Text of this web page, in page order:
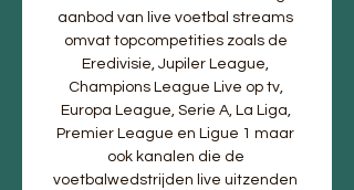
aanbod van live voetbal streams
omvat topcompetities zoals de
Eredivisie, Jupiler League,
Champions League Live op tv,
Europa League, Serie A, La Liga,
Premier League en Ligue 1 maar
ook kanalen die de
voetbalwedstrijden live uitzenden